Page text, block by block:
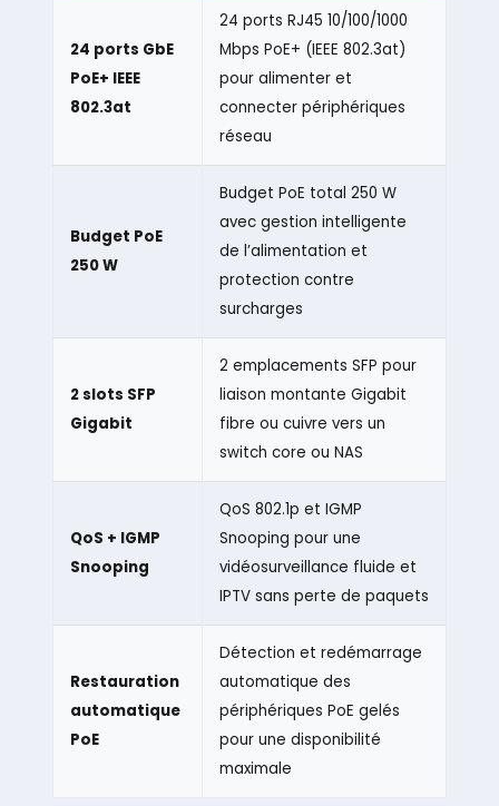
24 ports GbE
PoE+ IEEE
802.3at
24 ports RJ45 10/100/1000
Mbps PoE+ (IEEE 802.3at)
pour alimenter et
connecter périphériques
réseau
Budget PoE
250 W
Budget PoE total 250 W
avec gestion intelligente
de l’alimentation et
protection contre
surcharges
2 slots SFP
Gigabit
2 emplacements SFP pour
liaison montante Gigabit
fibre ou cuivre vers un
switch core ou NAS
QoS + IGMP
Snooping
QoS 802.1p et IGMP
Snooping pour une
vidéosurveillance fluide et
IPTV sans perte de paquets
Restauration
automatique
PoE
Détection et redémarrage
automatique des
périphériques PoE gelés
pour une disponibilité
maximale